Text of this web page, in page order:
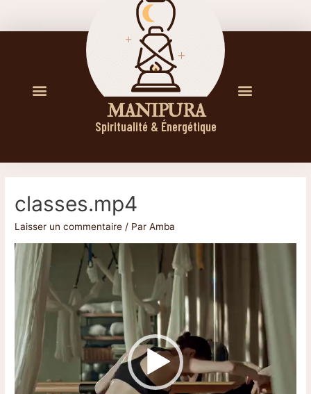
M A N I P U R A
Spiritualité & Énergétique
classes.mp4
Laisser un commentaire / ParAmba
Lecteur
vidéo